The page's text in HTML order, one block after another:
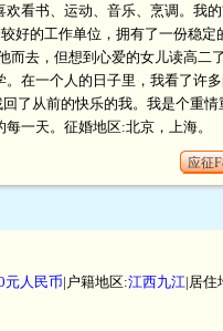
看书、运动、音乐、烹调。我
好的工作单位，拥有了一份稳定
而去，但想到心爱的女儿读高二
在一个人的日子里，我看了许多
了从前的快乐的我。我是个重情
一天。征婚地区:北京，上海。
应征
元人民币|户籍地区:江西九江|居住